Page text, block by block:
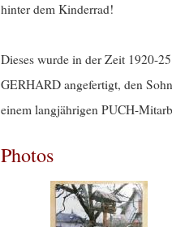
hinter dem Kinderrad!
Dieses wurde in der Zeit 1920-
GERHARD angefertigt, den
einem langjährigen PUCH-
Photos